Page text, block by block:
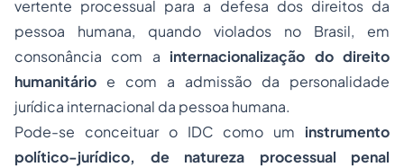
vertente processual para a defesa dos direitos da
pessoa humana, quando violados no Brasil, em
consonância com a internacionalização do direito
humanitário e com a admissão da personalidade
jurídica internacional da pessoa humana.
Pode-se conceituar o IDC como um instrumento
político-jurídico, de natureza processual penal